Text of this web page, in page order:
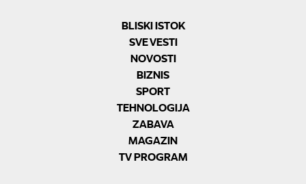
BLISKI ISTOK
SVE VESTI
NOVOSTI
BIZNIS
SPORT
TEHNOLOGIJA
ZABAVA
MAGAZIN
TV PROGRAM